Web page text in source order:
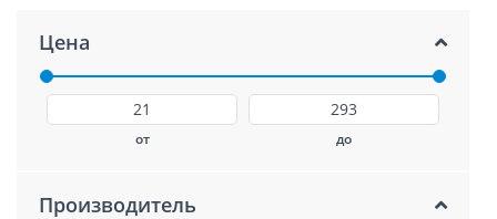
Цена
от до
Производитель